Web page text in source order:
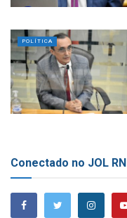
POLÍTICA
Conectado no JOL RN